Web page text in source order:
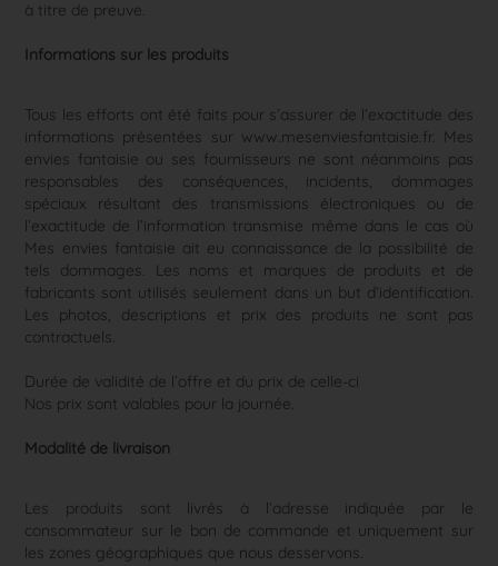
à titre de preuve.
Informations sur les produits
Tous les efforts ont été faits pour s’assurer de l’exactitude des
informations présentées sur www.mesenviesfantaisie.fr. Mes
envies fantaisie ou ses fournisseurs ne sont néanmoins pas
responsables des conséquences, incidents, dommages
spéciaux résultant des transmissions électroniques ou de
l’exactitude de l’information transmise même dans le cas où
Mes envies fantaisie ait eu connaissance de la possibilité de
tels dommages. Les noms et marques de produits et de
fabricants sont utilisés seulement dans un but d’identification.
Les photos, descriptions et prix des produits ne sont pas
contractuels.
Durée de validité de l’offre et du prix de celle-ci
Nos prix sont valables pour la journée.
Modalité de livraison
Les produits sont livrés à l’adresse indiquée par le
consommateur sur le bon de commande et uniquement sur
les zones géographiques que nous desservons.